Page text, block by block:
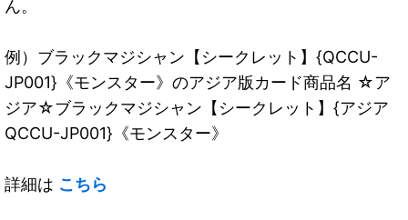
ん。
例）ブラックマジシャン【シークレット】{QCCU-
JP001}《モンスター》のアジア版カード商品名 ☆ア
ジア☆ブラックマジシャン【シークレット】{アジア
QCCU-JP001}《モンスター》
詳細は こちら